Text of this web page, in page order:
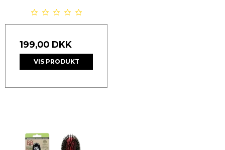
199,00 DKK
VIS PRODUKT